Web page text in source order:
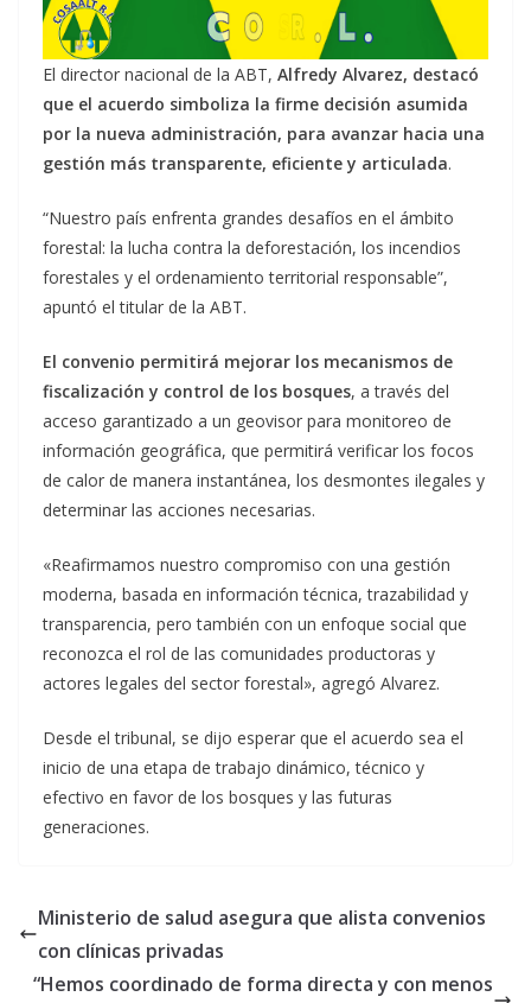
El director nacional de la ABT, Alfredy Alvarez, destacó
que el acuerdo simboliza la firme decisión asumida
por la nueva administración, para avanzar hacia una
gestión más transparente, eficiente y articulada.
“Nuestro país enfrenta grandes desafíos en el ámbito
forestal: la lucha contra la deforestación, los incendios
forestales y el ordenamiento territorial responsable”,
apuntó el titular de la ABT.
El convenio permitirá mejorar los mecanismos de
fiscalización y control de los bosques, a través del
acceso garantizado a un geovisor para monitoreo de
información geográfica, que permitirá verificar los focos
de calor de manera instantánea, los desmontes ilegales y
determinar las acciones necesarias.
«Reafirmamos nuestro compromiso con una gestión
moderna, basada en información técnica, trazabilidad y
transparencia, pero también con un enfoque social que
reconozca el rol de las comunidades productoras y
actores legales del sector forestal», agregó Alvarez.
Desde el tribunal, se dijo esperar que el acuerdo sea el
inicio de una etapa de trabajo dinámico, técnico y
efectivo en favor de los bosques y las futuras
generaciones.
Ministerio de salud asegura que alista convenios
con clínicas privadas
“Hemos coordinado de forma directa y con menos